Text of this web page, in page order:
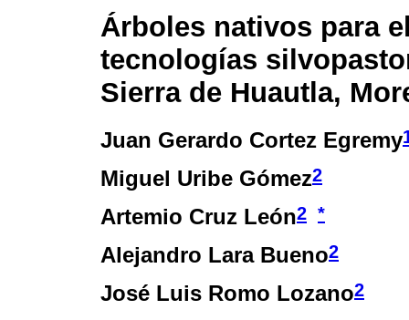
Árboles nativos para
tecnologías
Sierra de Huautla,
Juan Gerardo Cortez Egremy
Miguel Uribe Gómez2
Artemio Cruz León2 *
Alejandro Lara Bueno2
José Luis Romo Lozano2